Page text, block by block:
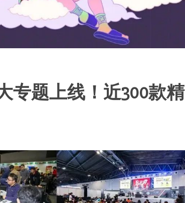
专题上线！近300款精